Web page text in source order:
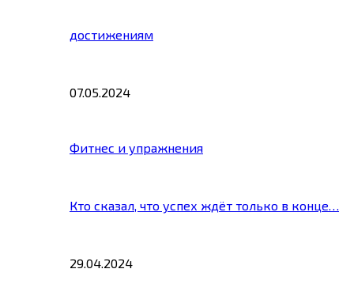
достижениям
07.05.2024
Фитнес и упражнения
Кто сказал, что успех ждёт только в конце…
29.04.2024